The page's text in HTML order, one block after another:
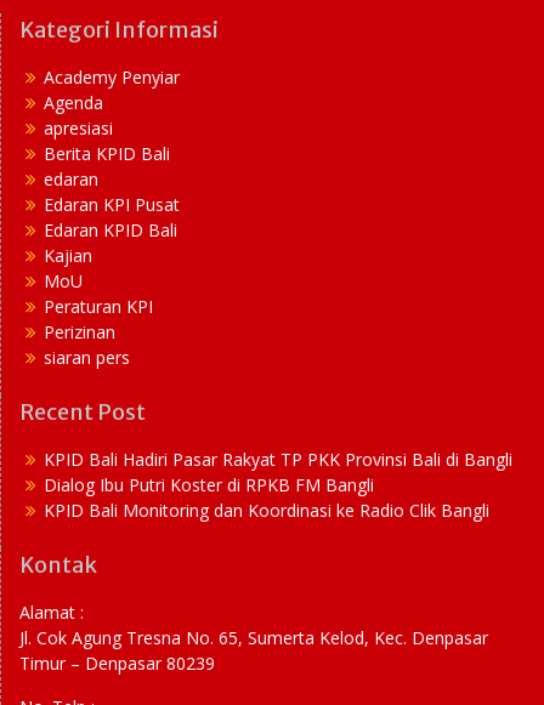
Kategori Informasi
Academy Penyiar
Agenda
apresiasi
Berita KPID Bali
edaran
Edaran KPI Pusat
Edaran KPID Bali
Kajian
MoU
Peraturan KPI
Perizinan
siaran pers
Recent Post
KPID Bali Hadiri Pasar Rakyat TP PKK Provinsi Bali di Bangli
Dialog Ibu Putri Koster di RPKB FM Bangli
KPID Bali Monitoring dan Koordinasi ke Radio Clik Bangli
Kontak
Alamat :
Jl. Cok Agung Tresna No. 65, Sumerta Kelod, Kec. Denpasar
Timur – Denpasar 80239